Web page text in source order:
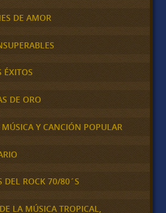
DE AMOR
ÉXITOS
DE ORO
Y CANCIÓN POPULAR
DEL ROCK 70/80´S
LA MÚSICA TROPICAL,